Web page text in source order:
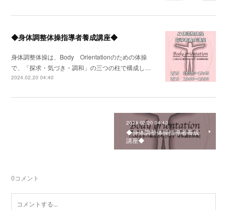
◆身体調整体操指導者養成講座◆
身体調整体操は、Body Orientationのための体操
で、「探求・気づき・調和」の三つの柱で構成し…
2024.02.20 04:40
2024.02.20 04:40
◆身体調整体操指導者養成
講座◆
0コメント